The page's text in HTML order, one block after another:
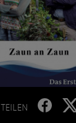
TEILEN